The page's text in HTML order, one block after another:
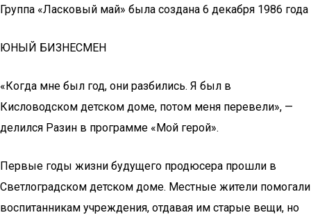
Группа «Ласковый май» была создана 6 декабря 1986 года
ЮНЫЙ БИЗНЕСМЕН
«Когда мне был год, они разбились. Я был в
Кисловодском детском доме, потом меня перевели», —
делился Разин в программе «Мой герой».
Первые годы жизни будущего продюсера прошли в
Светлоградском детском доме. Местные жители помогали
воспитанникам учреждения, отдавая им старые вещи, но